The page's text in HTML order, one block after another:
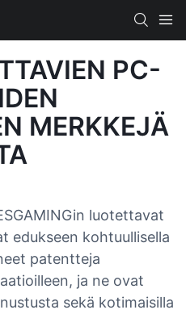
PC-
MERKKEJÄ
luotettavat
edukseen kohtuullisella
patentteja
ja ne ovat
sekä kotimaisilla